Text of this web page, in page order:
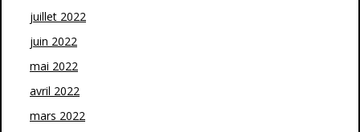
juillet 2022
juin 2022
mai 2022
avril 2022
mars 2022